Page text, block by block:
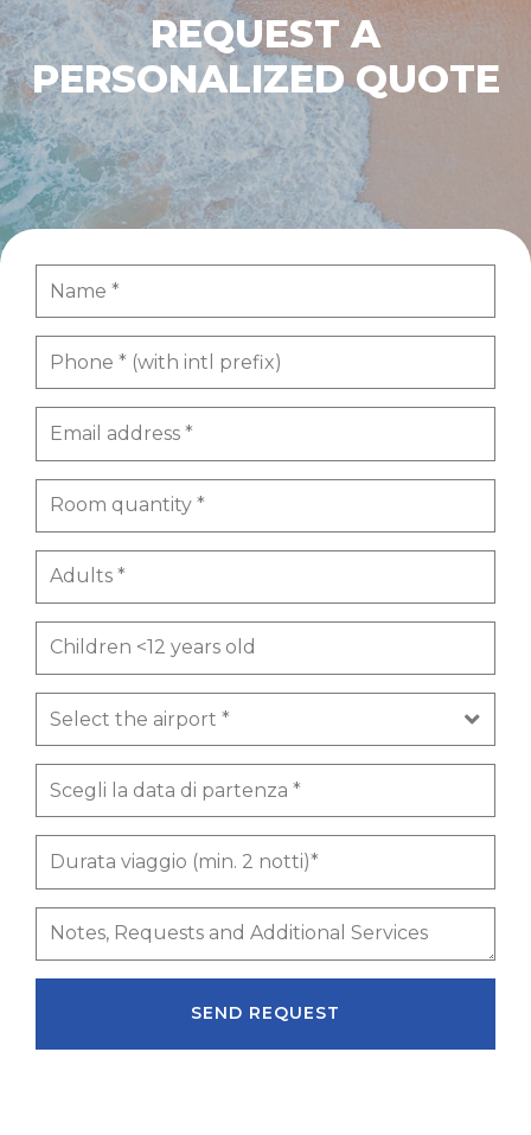
REQUEST A
PERSONALIZED QUOTE
SEND REQUEST